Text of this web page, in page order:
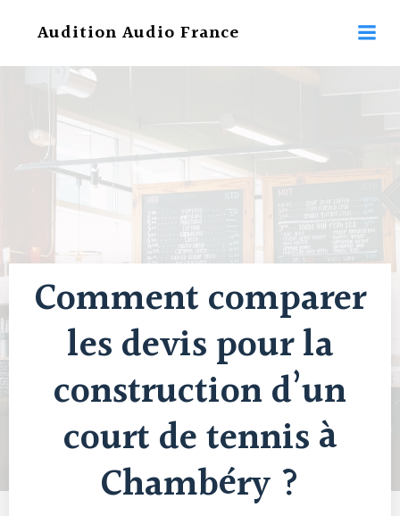
au
Audition Audio France
Comment comparer
les devis pour la
construction d’un
court de tennis à
Chambéry ?